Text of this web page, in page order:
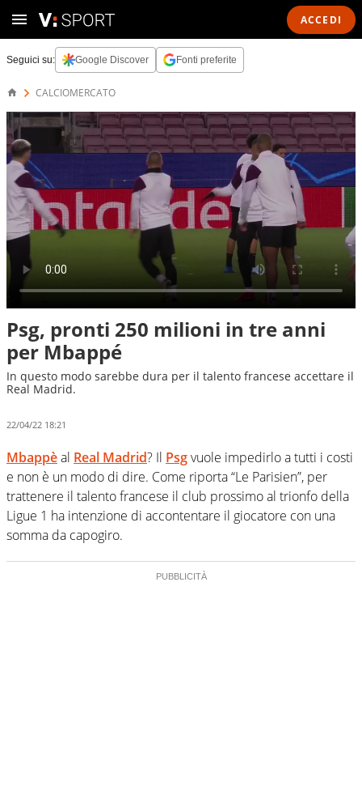
ACCEDI
Seguici su: Google Discover Fonti preferite
CALCIOMERCATO
Psg, pronti 250 milioni in tre anni
per Mbappé
In questo modo sarebbe dura per il talento francese accettare il
Real Madrid.
22/04/22 18:21
Mbappèal Real Madrid? Il Psgvuole impedirlo a tutti i costi
e non è un modo di dire. Come riporta “Le Parisien”, per
trattenere il talento francese il club prossimo al trionfo della
Ligue 1 ha intenzione di accontentare il giocatore con una
somma da capogiro.